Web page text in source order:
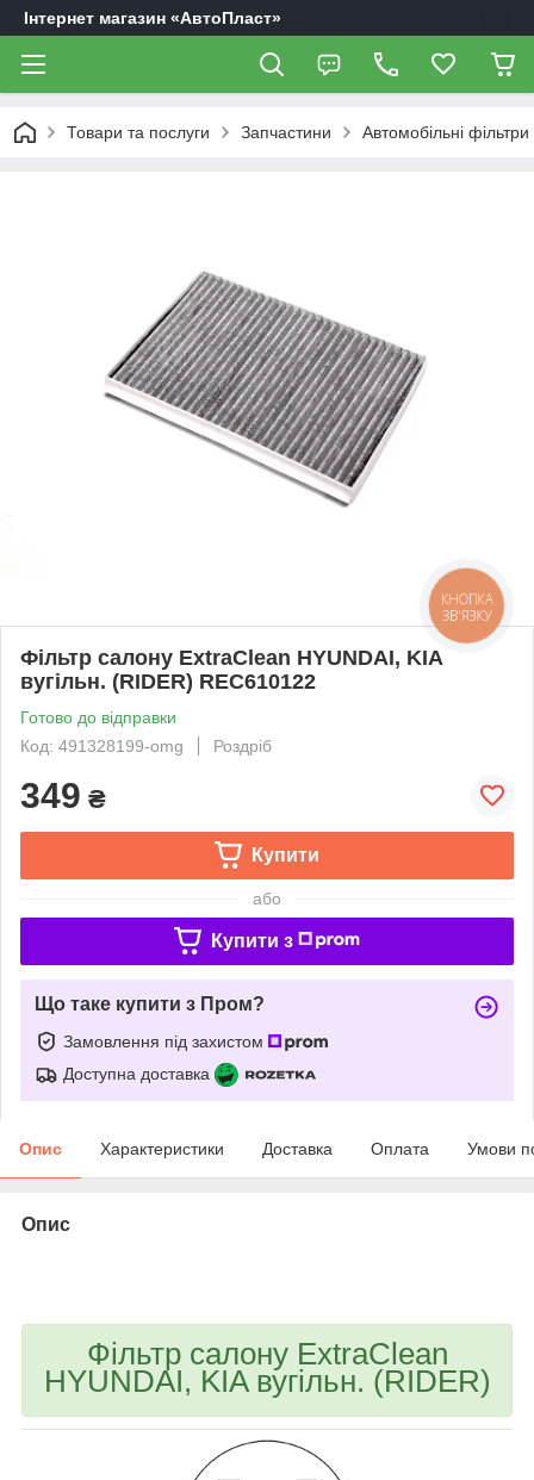
Інтернет магазин «АвтоПласт»
Товари та послуги Запчастини Автомобільні фільтри
Фільтр салону ExtraClean HYUNDAI, KIA
вугільн. (RIDER) REC610122
Готово до відправки
Код: 491328199-omg
Роздріб
349 ₴
Купити
або
Купити з
Що таке купити з Пром?
Замовлення під захистом
Доступна доставка
Опис Характеристики Доставка Оплата Умови
Опис
Фільтр салону ExtraClean
HYUNDAI, KIA вугільн. (RIDER)
КНОПКА
ЗВ'ЯЗКУ